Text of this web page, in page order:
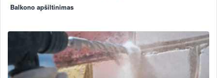
Balkono apšiltinimas